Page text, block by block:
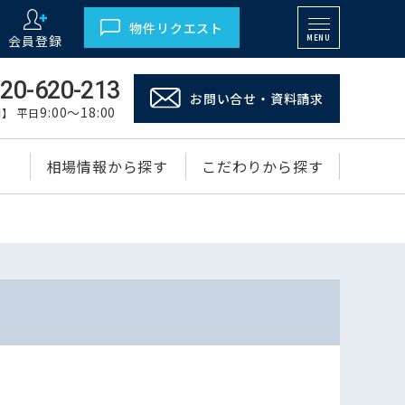
会員登録
物件リクエスト
MENU
620-213
平日9:00～18:00
お問い合せ・資料請求
相場情報から探す こだわりから探す